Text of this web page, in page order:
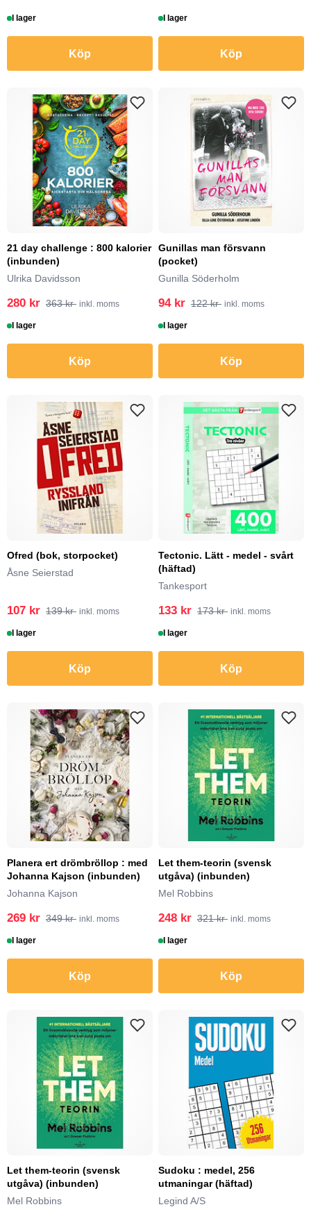
I lager
Köp
I lager
Köp
21 day challenge : 800 kalorier
(inbunden)
Ulrika Davidsson
280 kr 363 kr inkl. moms
I lager
Köp
Gunillas man försvann
(pocket)
Gunilla Söderholm
94 kr 122 kr inkl. moms
I lager
Köp
Ofred (bok, storpocket)
Åsne Seierstad
107 kr 139 kr inkl. moms
I lager
Köp
Tectonic. Lätt - medel - svårt
(häftad)
Tankesport
133 kr 173 kr inkl. moms
I lager
Köp
Planera ert drömbröllop : med
Johanna Kajson (inbunden)
Johanna Kajson
269 kr 349 kr inkl. moms
I lager
Köp
Let them-teorin (svensk
utgåva) (inbunden)
Mel Robbins
248 kr 321 kr inkl. moms
I lager
Köp
Let them-teorin (svensk
utgåva) (inbunden)
Mel Robbins
Sudoku : medel, 256
utmaningar (häftad)
Legind A/S